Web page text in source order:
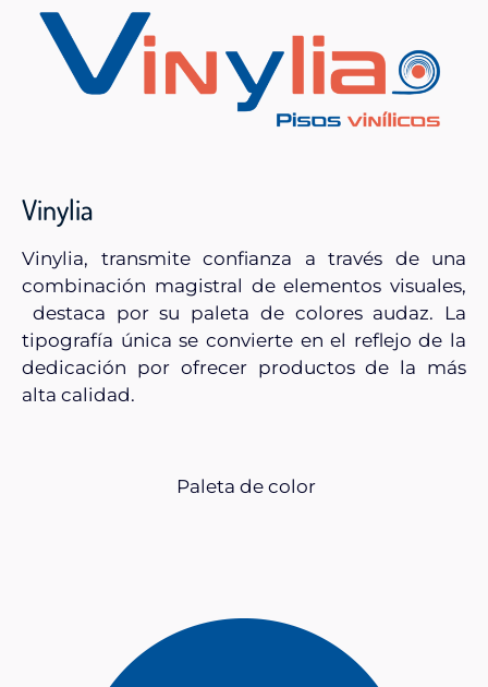
Vinylia
Vinylia, transmite confianza a través de una
combinación magistral de elementos visuales,
destaca por su paleta de colores audaz. La
tipografía única se convierte en el reflejo de la
dedicación por ofrecer productos de la más
alta calidad.
Paleta de color